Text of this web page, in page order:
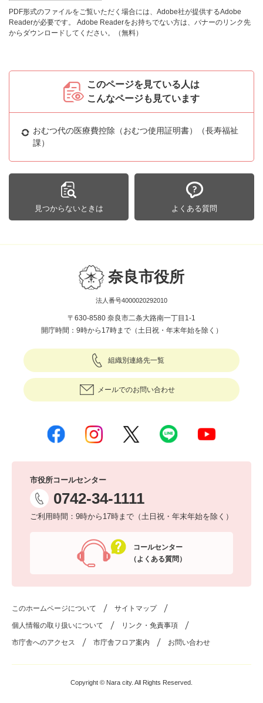
PDF形式のファイルをご覧いただく場合には、Adobe社が提供するAdobe
Readerが必要です。
Adobe Readerをお持ちでない方は、バナーのリンク先
からダウンロードしてください。（無料）
このページを見ている人は
こんなページも見ています
おむつ代の医療費控除（おむつ使用証明書）（長寿福祉
課）
見つからないときは よくある質問
奈良市役所
法人番号4000020292010
〒630-8580 奈良市二条大路南一丁目1-1
開庁時間：9時から17時まで（土日祝・年末年始を除く）
組織別連絡先一覧
メールでのお問い合わせ
市役所コールセンター
0742-34-1111
ご利用時間：9時から17時まで（土日祝・年末年始を除く）
コールセンター
（よくある質問）
このホームページについて サイトマップ
個人情報の取り扱いについて リンク・免責事項
市庁舎へのアクセス 市庁舎フロア案内 お問い合わせ
Copyright © Nara city. All Rights Reserved.